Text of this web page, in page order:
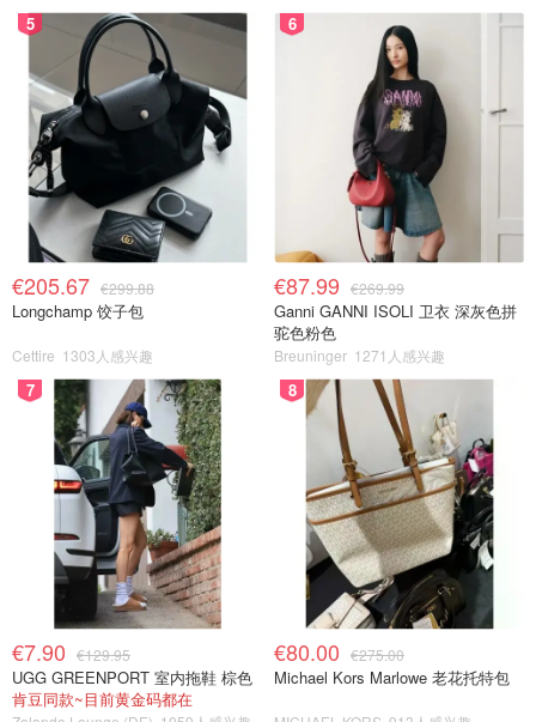
5
€205.67 €299.88
Longchamp 饺子包
Cettire 1303人感兴趣
6
€87.99 €269.99
Ganni GANNI ISOLI 卫衣 深灰色拼
驼色粉色
Breuninger 1271人感兴趣
7
€7.90 €129.95
UGG GREENPORT 室内拖鞋 棕色
肯豆同款~目前黄金码都在
8
€80.00 €275.00
Michael Kors Marlowe 老花托特包